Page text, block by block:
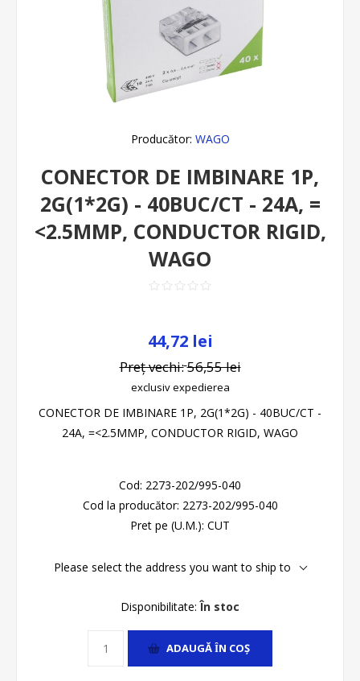
Producător: WAGO
CONECTOR DE IMBINARE 1P,
2G(1*2G) - 40BUC/CT - 24A, =
<2.5MMP, CONDUCTOR RIGID,
WAGO
44,72 lei
Preț vechi:56,55 lei
exclusivexpedierea
CONECTOR DE IMBINARE 1P, 2G(1*2G) - 40BUC/CT -
24A, =<2.5MMP, CONDUCTOR RIGID, WAGO
Cod: 2273-202/995-040
Cod la producător: 2273-202/995-040
Pret pe (U.M.): CUT
Please select the address you want to ship to
Disponibilitate: În stoc
ADAUGĂ ȊN COŞ